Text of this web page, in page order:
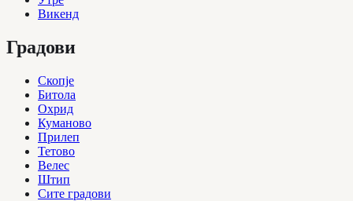
Викенд
Градови
Скопје
Битола
Охрид
Куманово
Прилеп
Тетово
Велес
Штип
Сите градови